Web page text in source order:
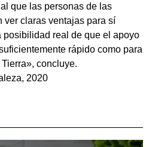
que las personas de las
ver claras ventajas para sí
posibilidad real de que el apoyo
rápido como para
concluye.
2020